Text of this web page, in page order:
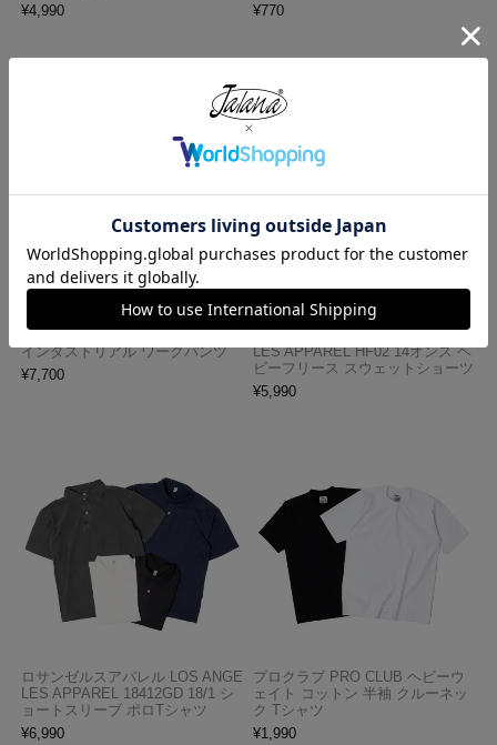
¥4,990
¥770
レッドキャップ REDKAP #PT20
インダストリアル ワークパンツ
¥7,700
ロサンゼルスアパレル LOSANGE
LES APPAREL HF02 14オンス ヘ
ビーフリース スウェットショーツ
¥5,990
ロサンゼルスアパレル LOS ANGE
LES APPAREL 18412GD 18/1 シ
ョートスリーブ ポロTシャツ
¥6,990
プロクラブ PRO CLUB ヘビーウ
ェイト コットン 半袖 クルーネッ
ク Tシャツ
¥1,990